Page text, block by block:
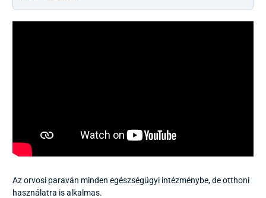
Az orvosi paraván minden egészségügyi intézménybe, de otthoni
használatra is alkalmas.